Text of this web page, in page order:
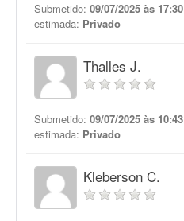
Submetido: 09/07/2025 às 17:30
estimada: Privado
Thalles J.
Submetido: 09/07/2025 às 10:43
estimada: Privado
Kleberson C.